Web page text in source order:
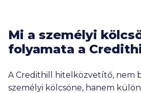
Mi a személyi
folyamata a
A Credithill hitelközvetítő, nem
személyi kölcsöne, hanem